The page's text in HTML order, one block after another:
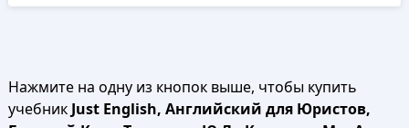
Нажмите на одну из кнопок выше, чтобы купить
учебник Just English, Английский для Юристов,